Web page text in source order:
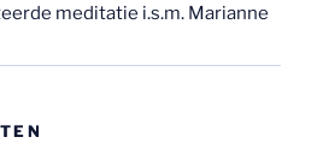
meditatie i.s.m. Marianne